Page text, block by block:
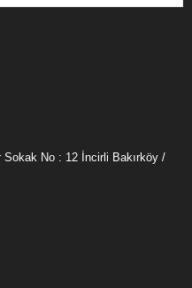
No : 12 İncirli Bakırköy /